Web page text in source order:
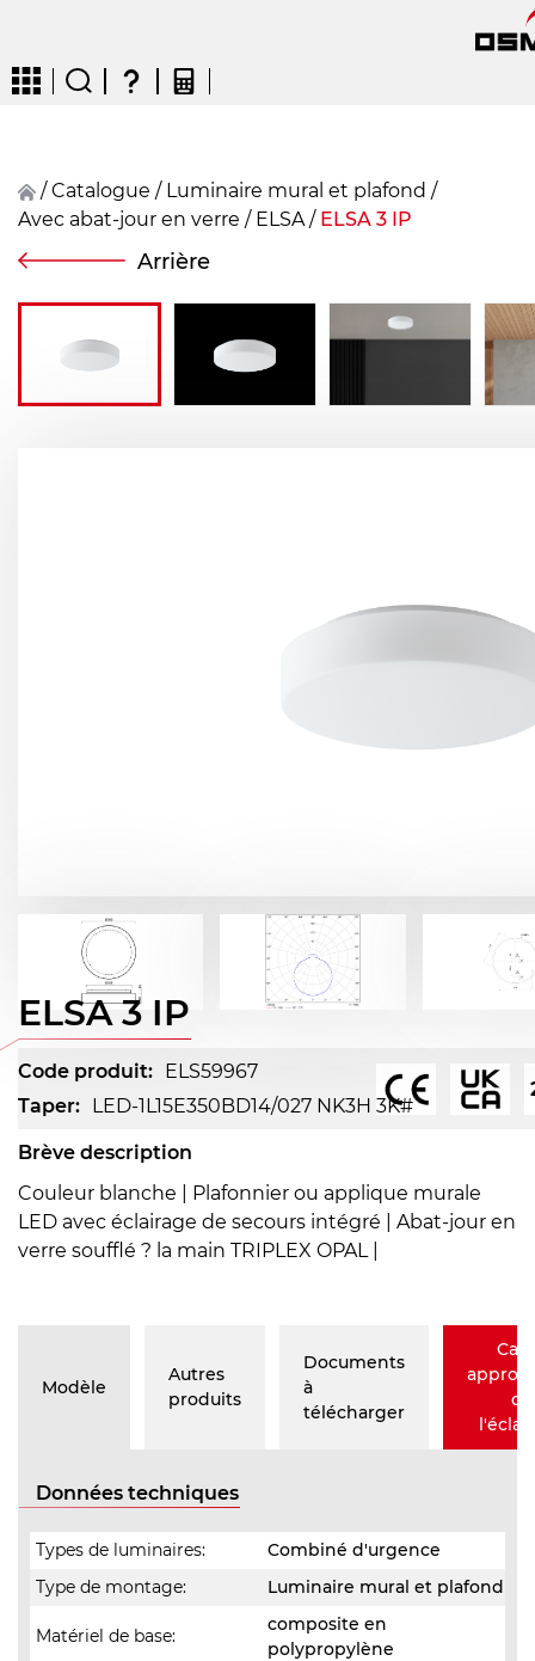
CZENDEFRFIN
/ Catalogue / Luminaire mural et plafond /
Avec abat-jour en verre / ELSA/ ELSA 3 IP
Arrière
ELSA 3 IP
Code produit: ELS59967
Taper: LED-1L15E350BD14/027 NK3H 3K#
Brève description
Couleur blanche | Plafonnier ou applique murale
LED avec éclairage de secours intégré | Abat-jour en
verre soufflé ? la main TRIPLEX OPAL |
Modèle
Autres
produits
Documents
à
télécharger
de
Données techniques
Types de luminaires:
Combiné d'urgence
Type de montage:
Luminaire mural et plafond
Matériel de base:
composite en
polypropylène